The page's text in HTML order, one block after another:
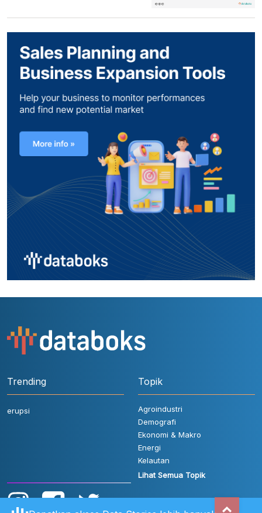
Trending
erupsi
Topik
Agroindustri
Demografi
Ekonomi & Makro
Energi
Kelautan
Lihat Semua Topik